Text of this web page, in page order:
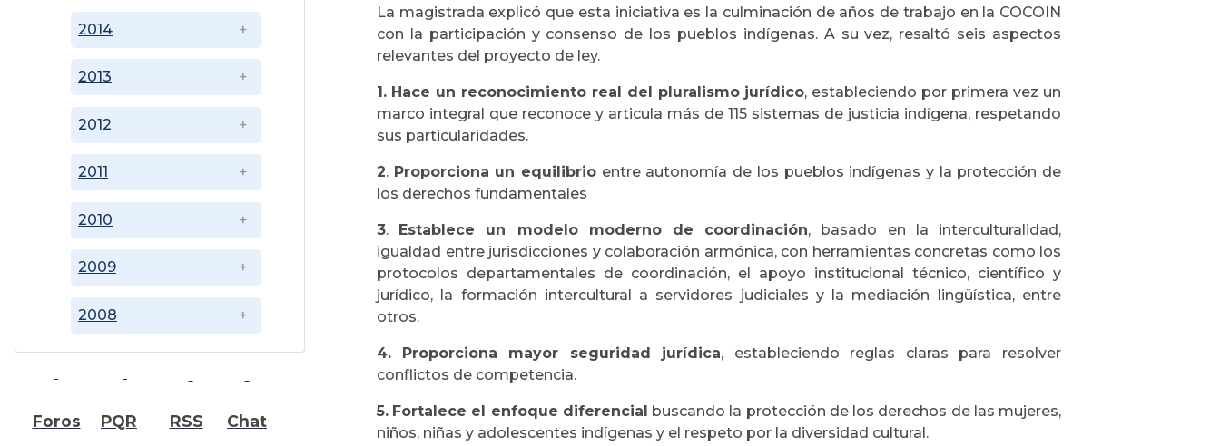
2008
2009
2010
2011
2012
2013
2014
Foros PQR RSS Chat
La magistrada explicó que esta iniciativa es la culminación de años de trabajo en la COCOIN
con la participación y consenso de los pueblos indígenas. A su vez, resaltó seis aspectos
relevantes del proyecto de ley.
1. Hace un reconocimiento real del pluralismo jurídico, estableciendo por primera vez un
marco integral que reconoce y articula más de 115 sistemas de justicia indígena, respetando
sus particularidades.
2. Proporciona un equilibrio entre autonomía de los pueblos indígenas y la protección de
los derechos fundamentales
3. Establece un modelo moderno de coordinación, basado en la interculturalidad,
igualdad entre jurisdicciones y colaboración armónica, con herramientas concretas como los
protocolos departamentales de coordinación, el apoyo institucional técnico, científico y
jurídico, la formación intercultural a servidores judiciales y la mediación lingüística, entre
otros.
4. Proporciona mayor seguridad jurídica, estableciendo reglas claras para resolver
conflictos de competencia.
5. Fortalece el enfoque diferencial buscando la protección de los derechos de las mujeres,
niños, niñas y adolescentes indígenas y el respeto por la diversidad cultural.